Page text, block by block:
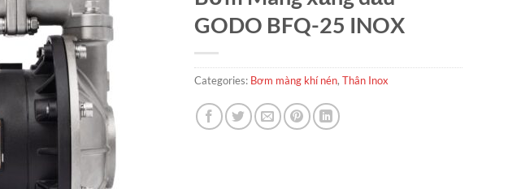
GODO BFQ-25 INOX
Categories: Bơm màng khí nén, Thân Inox